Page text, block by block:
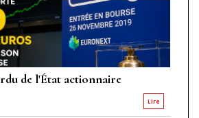
de l'État actionnaire
Lire